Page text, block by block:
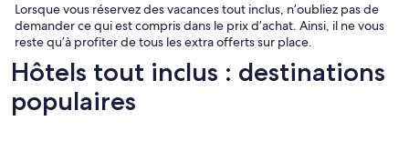
Lorsque vous réservez des vacances tout inclus, n’oubliez pas de
demander ce qui est compris dans le prix d’achat. Ainsi, il ne vous
reste qu’à profiter de tous les extra offerts sur place.
Hôtels tout inclus : destinations
populaires